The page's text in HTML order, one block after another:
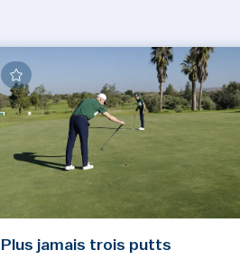
Plus jamais trois putts